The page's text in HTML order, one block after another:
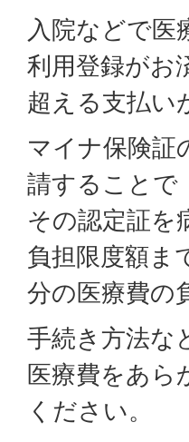
入院などで医
利用登録がお
超える支払い
マイナ保険証
請することで
その認定証を
負担限度額ま
分の医療費の
手続き方法な
医療費をあら
ください。